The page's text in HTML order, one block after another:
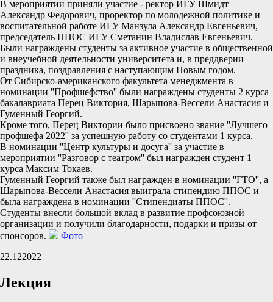
В мероприятии приняли участие - ректор ИГУ Шмидт
Александр Федорович, проректор по молодежной политике и
воспитательной работе ИГУ Манзула Александр Евгеньевич,
председатель ППОС ИГУ Сметанин Владислав Евгеньевич.
Были награждены студенты за активное участие в общественной
и внеучебной деятельности университета и, в преддверии
праздника, поздравления с наступающим Новым годом.
От Сибирско-американского факультета менеджмента в
номинации ''Профшефство'' были награждены студенты 2 курса
бакалавриата Перец Виктория, Шарыпова-Вессели Анастасия и
Гуменный Георгий.
Кроме того, Перец Виктории было присвоено звание ''Лучшего
профшефа 2022'' за успешную работу со студентами 1 курса.
В номинации ''Центр культуры и досуга'' за участие в
мероприятии ''Разговор с театром'' был награжден студент 1
курса Максим Токаев.
Гуменный Георгий также был награжден в номинации ''ГТО'', а
Шарыпова-Вессели Анастасия выиграла стипендию ППОС и
была награждена в номинации ''Стипендиаты ППОС''.
Студенты внесли большой вклад в развитие профсоюзной
организации и получили благодарности, подарки и призы от
спонсоров.
Фото
22.122022
Лекция